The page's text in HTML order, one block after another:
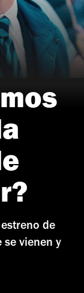
de
se vienen y